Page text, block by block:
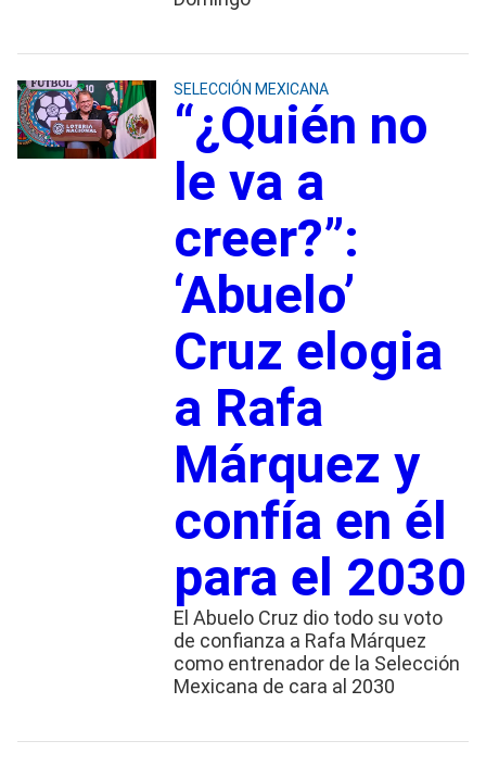
SELECCIÓN MEXICANA
“¿Quién no
le va a
creer?”:
‘Abuelo’
Cruz elogia
a Rafa
Márquez y
confía en él
para el 2030
El Abuelo Cruz dio todo su voto
de confianza a Rafa Márquez
como entrenador de la Selección
Mexicana de cara al 2030